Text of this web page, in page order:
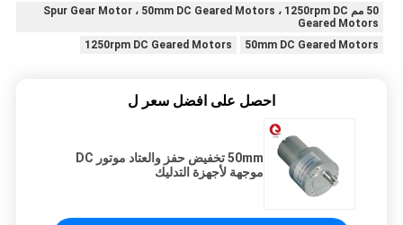
50 مم Spur Gear Motor ، 50mm DC Geared Motors ، 1250rpm DC
Geared Motors
50mm DC Geared Motors
1250rpm DC Geared Motors
احصل على افضل سعر ل
50mm تخفيض حفز والعتاد موتور DC
موجهة لأجهزة التدليك